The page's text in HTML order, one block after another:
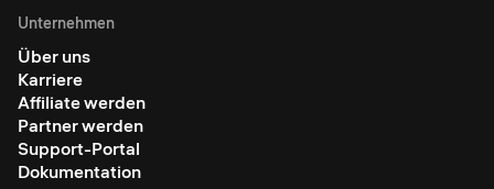
Unternehmen
Über uns
Karriere
Affiliate werden
Partner werden
Support-Portal
Dokumentation